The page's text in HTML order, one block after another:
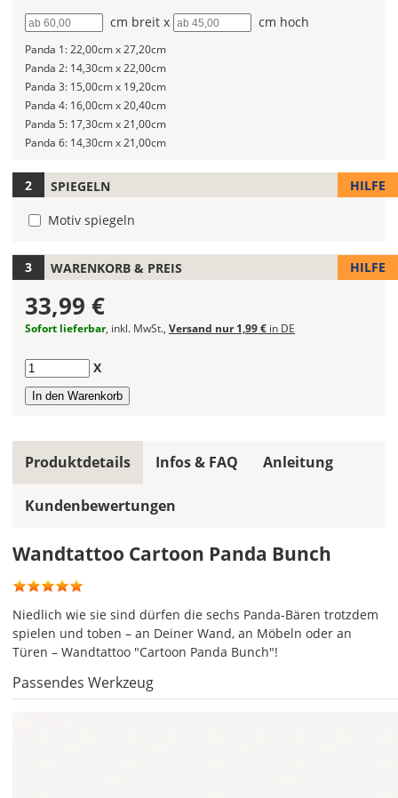
Du
die
Größe
Deines
Wandtattoos
festlegen.
Die
jeweils
voreingestellte
zeigt
erforderliche
Mindestgröße.
Soll
das
gespiegelt
werden?
Soll
das
Wandtattoo
gespiegelt
werden?
Breite cm breit x Höhe cm hoch
Panda 1:22,00cm x 27,20cm
Panda 2: 14,30cm x 22,00cm
Panda 3: 15,00cm x 19,20cm
Panda 4: 16,00cm x 20,40cm
Panda 5: 17,30cm x 21,00cm
Panda 6: 14,30cm x 21,00cm
SPIEGELN HILFE
Motiv spiegeln
WARENKORB & PREIS HILFE
33,99 €
Sofort lieferbar, inkl. MwSt., Versand nur 1,99 € in DE
Anzahl X
Produktdetails
Wandtattoo Cartoon Panda Bunch
Passendes Werkzeug
Niedlich wie sie sind dürfen die sechs Panda-Bären trotzdem
spielen und toben – an Deiner Wand, an Möbeln oder an
Türen – Wandtattoo "Cartoon Panda Bunch"!
Infos & FAQ Anleitung
Kundenbewertungen